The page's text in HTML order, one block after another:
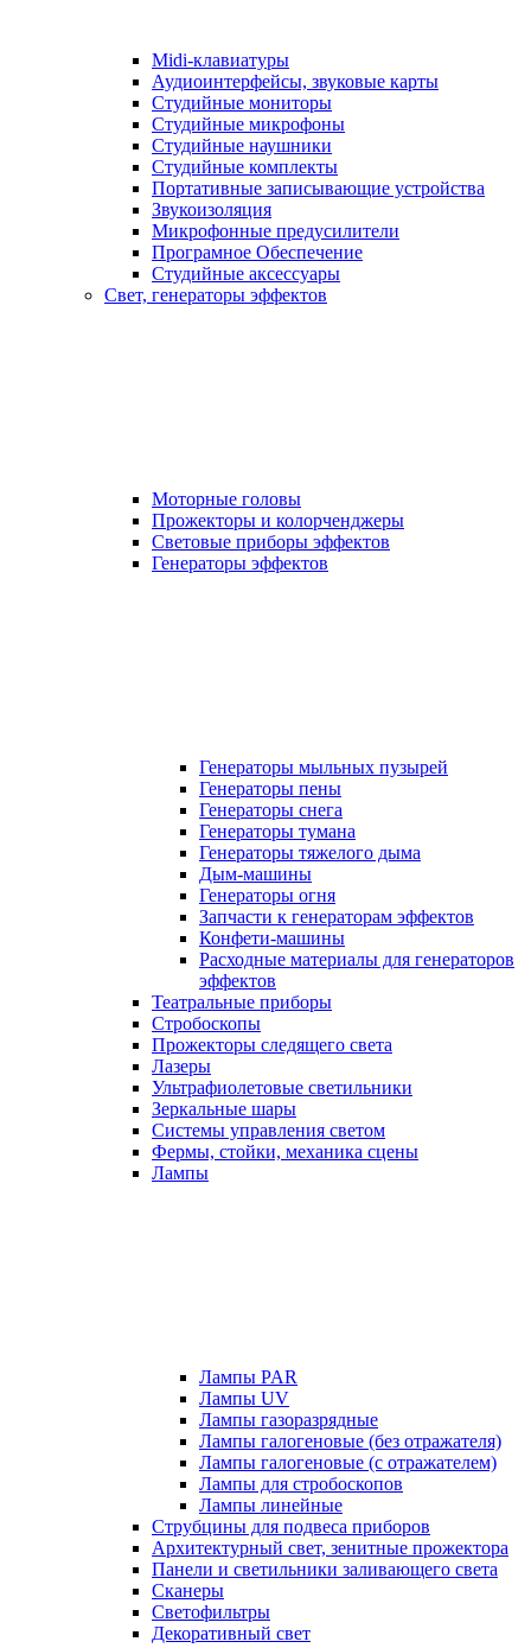
Midi-клавиатуры
Аудиоинтерфейсы, звуковые карты
Студийные мониторы
Студийные микрофоны
Студийные наушники
Студийные комплекты
Портативные записывающие устройства
Звукоизоляция
Микрофонные предусилители
Програмное Обеспечение
Студийные аксессуары
Свет, генераторы эффектов
Моторные головы
Прожекторы и колорченджеры
Световые приборы эффектов
Генераторы эффектов
Генераторы мыльных пузырей
Генераторы пены
Генераторы снега
Генераторы тумана
Генераторы тяжелого дыма
Дым-машины
Генераторы огня
Запчасти к генераторам эффектов
Конфети-машины
Расходные материалы для генераторов
эффектов
Театральные приборы
Стробоскопы
Прожекторы следящего света
Лазеры
Ультрафиолетовые светильники
Зеркальные шары
Системы управления светом
Фермы, стойки, механика сцены
Лампы
Лампы PAR
Лампы UV
Лампы газоразрядные
Лампы галогеновые (без отражателя)
Лампы галогеновые (с отражателем)
Лампы для стробоскопов
Лампы линейные
Струбцины для подвеса приборов
Архитектурный свет, зенитные прожектора
Панели и светильники заливающего света
Сканеры
Светофильтры
Декоративный свет